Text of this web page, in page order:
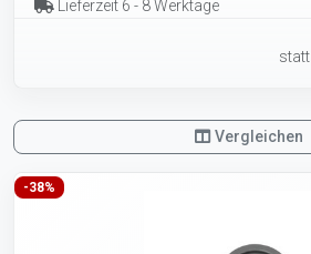
Lieferzeit 6 - 8 Werktage
statt
Vergleichen
-38%